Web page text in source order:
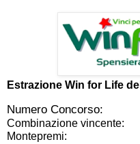
Estrazione Win for Life del
Numero Concorso:
Combinazione vincente:
Montepremi: